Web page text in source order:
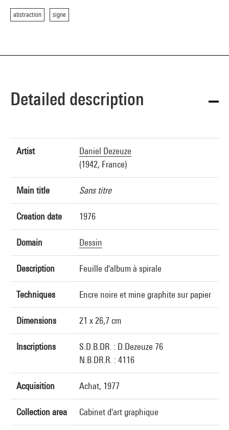
abstraction signe
Detailed description
Artist
Daniel Dezeuze
(1942, France)
Main title Sans titre
Creation date 1976
Domain Dessin
Description Feuille d'album à spirale
Techniques Encre noire et mine graphite sur papier
Dimensions 21 x 26,7 cm
Inscriptions
S.D.B.DR. : D.Dezeuze 76
N.B.DR.R. : 4116
Acquisition Achat, 1977
Collection area Cabinet d'art graphique